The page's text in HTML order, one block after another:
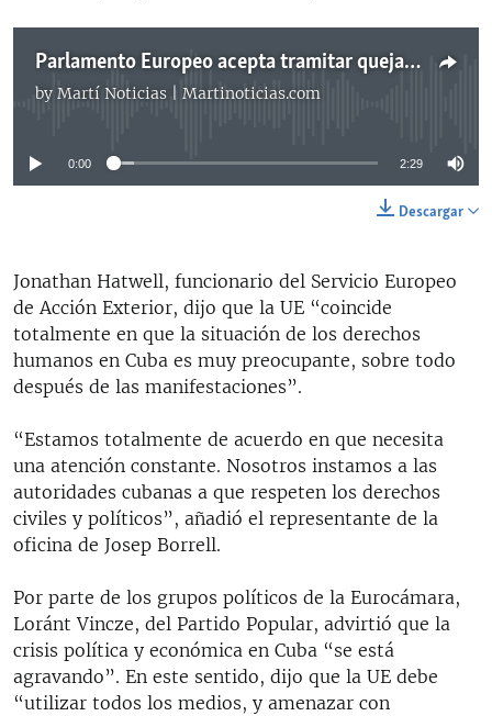
Parlamento Europeo acepta tramitar queja sobre el incumplimiento del Acuerdo de Diálogo Político entre Bruselas y La Habana
by Martí Noticias | Martinoticias.com
No media source currently available
0:00 2:29
Descargar
Jonathan Hatwell, funcionario del Servicio Europeo
de Acción Exterior, dijo que la UE “coincide
totalmente en que la situación de los derechos
humanos en Cuba es muy preocupante, sobre todo
después de las manifestaciones”.
“Estamos totalmente de acuerdo en que necesita
una atención constante. Nosotros instamos a las
autoridades cubanas a que respeten los derechos
civiles y políticos”, añadió el representante de la
oficina de Josep Borrell.
Por parte de los grupos políticos de la Eurocámara,
Loránt Vincze, del Partido Popular, advirtió que la
crisis política y económica en Cuba “se está
agravando”. En este sentido, dijo que la UE debe
“utilizar todos los medios, y amenazar con